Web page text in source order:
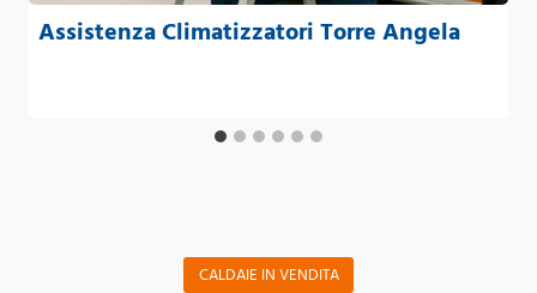
Assistenza Climatizzatori Torre Angela
CALDAIE IN VENDITA